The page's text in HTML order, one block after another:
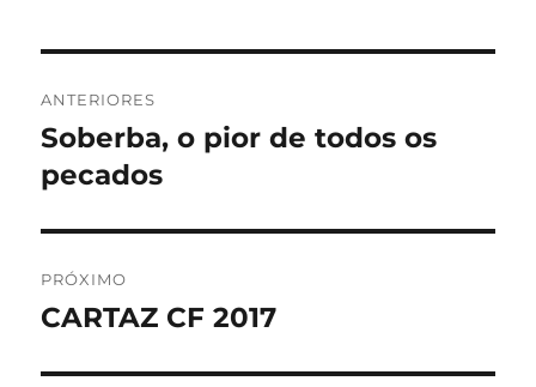
de
Post
ANTERIORES
Post
anterior:
Soberba, o pior de todos os
pecados
PRÓXIMO
Próximo
CARTAZ CF 2017